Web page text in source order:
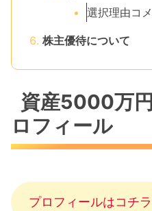
選択理由コ
株主優待について
資産5000万
ロフィール
プロフィールはコチラ